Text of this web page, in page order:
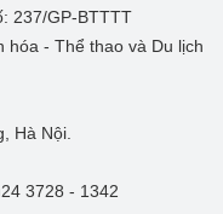
237/GP-BTTTT
hóa - Thể thao và Du lịch
Hà Nội.
3728 - 1342